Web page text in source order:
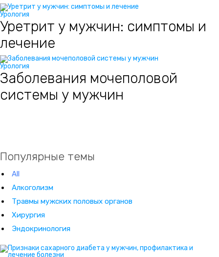
Урология
Уретрит у мужчин: симптомы и
лечение
Урология
Заболевания мочеполовой
системы у мужчин
Популярные темы
All
Алкоголизм
Травмы мужских половых органов
Хирургия
Эндокринология